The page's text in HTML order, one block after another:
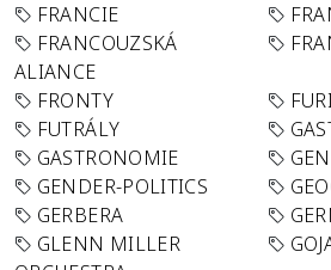
FRANCIE
FRANCOUZSKÁ
ALIANCE
FRONTY
FUTRÁLY
GASTRONOMIE
GENDER-POLITICS
GERBERA
GLENN MILLER